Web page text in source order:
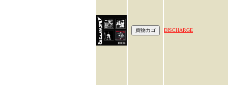
DISCHARGE